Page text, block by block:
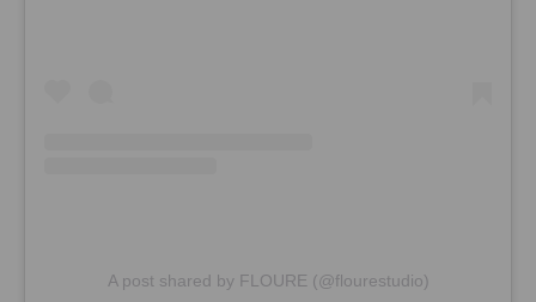
A post shared by FLOURE (@flourestudio)